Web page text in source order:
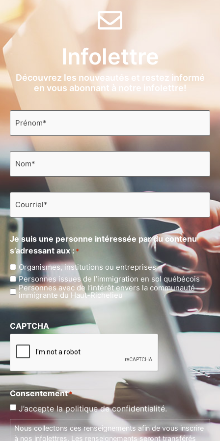
Infolettre
Découvrez les nouveautés et restez informé
en vous abonnant à notre infolettre!
Prénom
Nom
Courriel
Je suis une personne intéressée par du contenu
s’adressant aux : *
Organismes, institutions ou entreprises
Personnes issues de l’immigration en sol québécois
Personnes avec de l’intérêt envers la communauté
immigrante du Haut-Richelieu
CAPTCHA
Consentement*
J’accepte la politique de confidentialité.
Nous collectons ces renseignements afin de vous inscrire
à nos infolettres. Les renseignements seront transférés